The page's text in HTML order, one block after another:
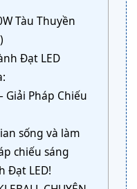
Tàu Thuyền
Đạt LED
Giải Pháp Chiếu
sống và làm
chiếu sáng
Đạt LED!